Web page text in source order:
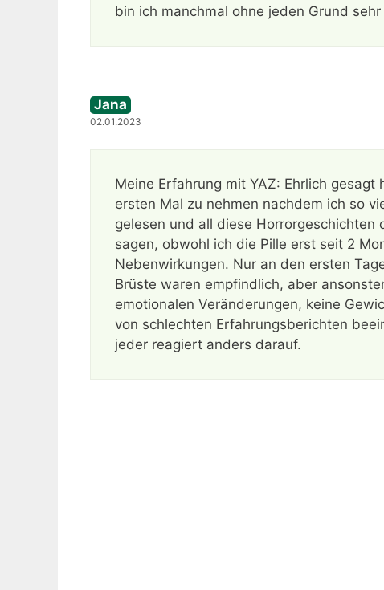
bin ich manchmal ohne jeden Grund
Jana
02.01.2023
Meine Erfahrung mit YAZ: Ehrlich
ersten Mal zu nehmen nachdem ich so
gelesen und all diese
sagen, obwohl ich die Pille erst seit 2
Nebenwirkungen. Nur an den ersten
Brüste waren empfindlich, aber
emotionalen Veränderungen, keine
von schlechten Erfahrungsberichten
jeder reagiert anders darauf.